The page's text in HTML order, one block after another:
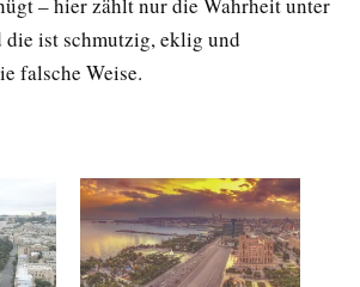
die ist schmutzig, eklig und
falsche Weise.